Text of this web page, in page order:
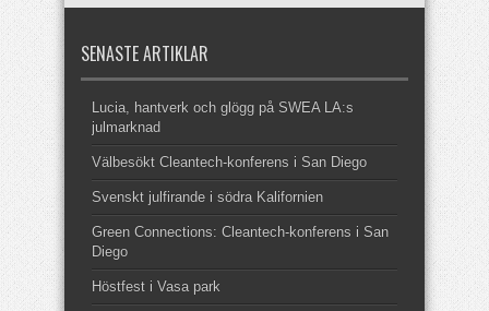
SENASTE ARTIKLAR
Lucia, hantverk och glögg på SWEA LA:s
julmarknad
Välbesökt Cleantech-konferens i San Diego
Svenskt julfirande i södra Kalifornien
Green Connections: Cleantech-konferens i San
Diego
Höstfest i Vasa park